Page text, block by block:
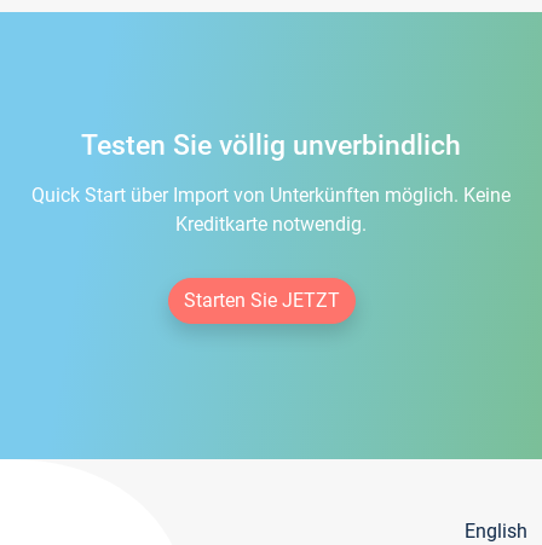
Testen Sie völlig unverbindlich
Quick Start über Import von Unterkünften möglich. Keine
Kreditkarte notwendig.
Starten Sie JETZT
English